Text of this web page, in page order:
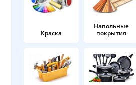
Краска
Напольные
покрытия